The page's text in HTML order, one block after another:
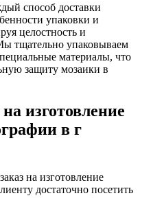
способ доставки
упаковки и
целостность и
тщательно упаковываем
материалы, что
защиту мозаики в
изготовление
в г
на изготовление
достаточно посетить